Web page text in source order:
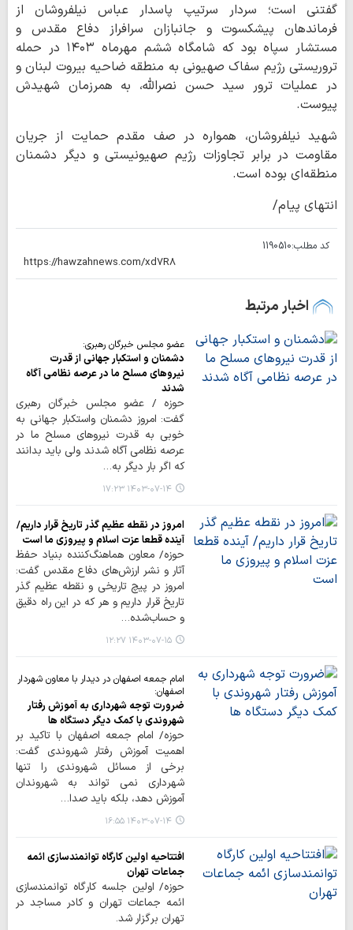
گفتنی است؛ سردار سرتیپ پاسدار عباس نیلفروشان از
فرماندهان پیشکسوت و جانبازان سرافراز دفاع مقدس و
مستشار سپاه بود که شامگاه ششم مهرماه۱۴۰۳
در حمله
تروریستی رژیم سفاک صهیونی به منطقه ضاحیه بیروت لبنان و
در عملیات ترور سید حسن نصرالله، به همرزمان شهیدش
پیوست.
شهید نیلفروشان، همواره در صف مقدم حمایت از جریان
مقاومت در برابر تجاوزات رژیم صهیونیستی و دیگر دشمنان
منطقه‌ای بوده است.
انتهای پیام/
کد مطلب:1190510
اخبار مرتبط
عضو مجلس خبرگان رهبری:
دشمنان و استکبار جهانی از قدرت
نیروهای مسلح ما در عرصه نظامی آگاه
شدند
حوزه / عضو مجلس خبرگان رهبری
گفت: امروز دشمنان واستکبار جهانی به
خوبی به قدرت نیروهای مسلح ما در
عرصه نظامی آگاه شدند ولی باید بدانند
که اگر بار دیگر به…
۱۴۰۳-۰۷-۱۴ ۱۷:۲۳
امروز در نقطه عظیم گذر تاریخ قرار داریم/
آینده قطعا عزت اسلام و پیروزی ما است
حوزه/ معاون هماهنگ‌کننده بنیاد حفظ
آثار و نشر ارزش‌های دفاع مقدس گفت:
امروز در پیچ تاریخی و نقطه عظیم گذر
تاریخ قرار داریم و هر که در این راه دقیق
و حساب‌شده…
۱۴۰۳-۰۷-۱۵ ۱۲:۲۷
امام جمعه اصفهان در دیدار با معاون شهردار
اصفهان:
ضرورت توجه شهرداری به آموزش رفتار
شهروندی با کمک دیگر دستگاه ها
حوزه/ امام جمعه اصفهان با تاکید بر
اهمیت آموزش رفتار شهروندی گفت:
برخی از مسائل شهروندی را تنها
شهرداری نمی تواند به شهروندان
آموزش دهد، بلکه باید صدا…
۱۴۰۳-۰۷-۱۴ ۱۶:۵۵
افتتاحیه اولین کارگاه توانمندسازی ائمه
جماعات تهران
حوزه/ اولین جلسه کارگاه توانمندسازی
ائمه جماعات تهران و کادر مساجد در
تهران برگزار شد.